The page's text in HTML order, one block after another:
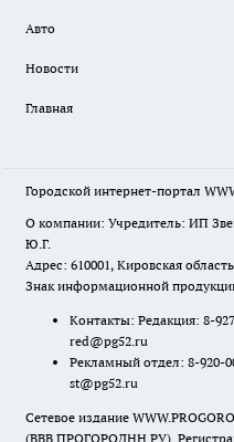
Авто
Новости
Главная
Городской интернет-портал
О компании: Учредитель: ИП
Ю.Г.
Адрес: 610001, Кировская
Знак информационной
Контакты: Редакция: 8-
red@pg52.ru
Рекламный отдел: 8-920-
st@pg52.ru
Сетевое издание
(ВВВ.ПРОГОРОДНН.РУ).